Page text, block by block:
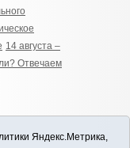
14 августа –
Отвечаем
Яндекс.Метрика,